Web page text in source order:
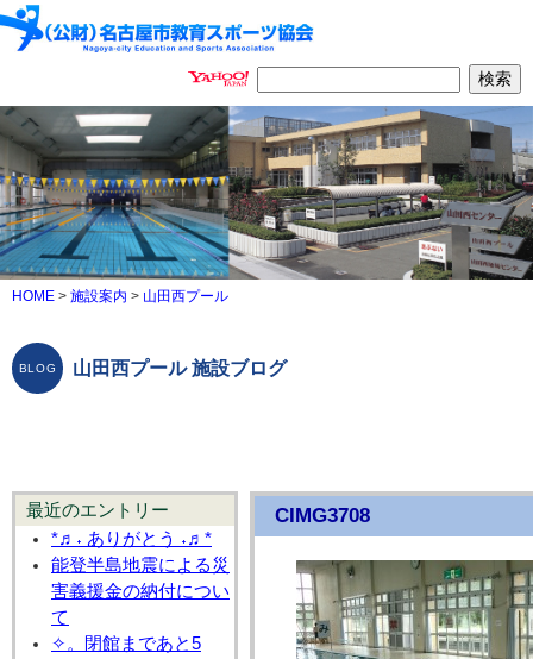
HOME > 施設案内 > 山田西プール
山田西プール 施設ブログ
最近のエントリー
*♬˖ ありがとう ˖♬*
能登半島地震による災
害義援金の納付につい
て
✧。閉館まであと5
CIMG3708